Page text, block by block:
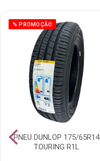
% PROMOÇÃO
PNEU DUNLOP 175/65R14
TOURING R1L